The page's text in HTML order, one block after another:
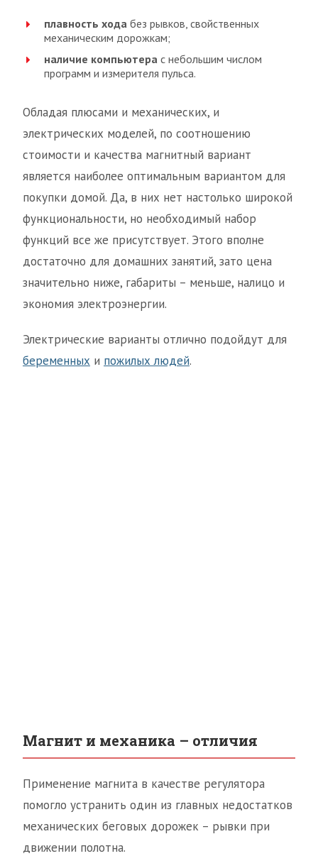
плавность хода без рывков, свойственных
механическим дорожкам;
наличие компьютера с небольшим числом
программ и измерителя пульса.
Обладая плюсами и механических, и
электрических моделей, по соотношению
стоимости и качества магнитный вариант
является наиболее оптимальным вариантом для
покупки домой. Да, в них нет настолько широкой
функциональности, но необходимый набор
функций все же присутствует. Этого вполне
достаточно для домашних занятий, зато цена
значительно ниже, габариты – меньше, налицо и
экономия электроэнергии.
Электрические варианты отлично подойдут для
беременных и пожилых людей.
Магнит и механика – отличия
Применение магнита в качестве регулятора
помогло устранить один из главных недостатков
механических беговых дорожек – рывки при
движении полотна.